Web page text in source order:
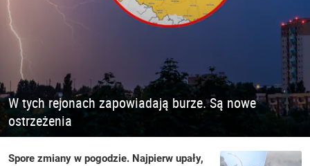
W tych rejonach zapowiadają burze. Są nowe
ostrzeżenia
Spore zmiany w pogodzie. Najpierw upały,